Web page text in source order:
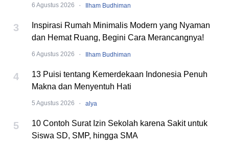
6 Agustus 2026 · Ilham Budhiman
3
Inspirasi Rumah Minimalis Modern yang Nyaman
dan Hemat Ruang, Begini Cara Merancangnya!
6 Agustus 2026 · Ilham Budhiman
4
13 Puisi tentang Kemerdekaan Indonesia Penuh
Makna dan Menyentuh Hati
5 Agustus 2026 · alya
5
10 Contoh Surat Izin Sekolah karena Sakit untuk
Siswa SD, SMP, hingga SMA